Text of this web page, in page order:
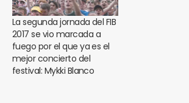
La segunda jornada del FIB
2017 se vio marcada a
fuego por el que ya es el
mejor concierto del
festival: Mykki Blanco